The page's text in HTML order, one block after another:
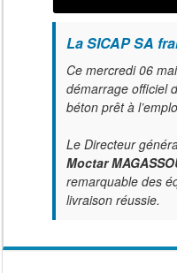
La SICAP SA
Ce mercredi 06
démarrage officiel
béton prêt à
Le Directeur
Moctar
remarquable des
livraison réussie.